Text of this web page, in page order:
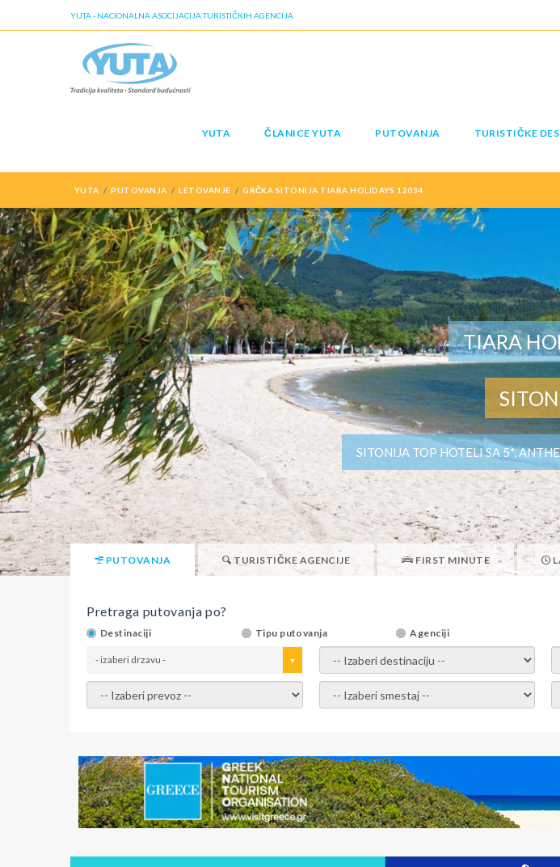
YUTA - NACIONALNA ASOCIJACIJA TURISTIČKIH AGENCIJA
YUTA ČLANICE YUTA PUTOVANJA TURISTIČKE
YUTA PUTOVANJA LETOVANJE GRČKA SITONIJA TIARA HOLIDAYS 12034
TIARA
SITONIJA TOP HOTELI SA 5*,
PUTOVANJA TURISTIČKE AGENCIJE FIRST MINUTE
Pretraga putovanja po?
Destinaciji Tipu putovanja Agenciji
- izaberi drzavu - - izaberi destinaciju -
- izaberi prevoz - - Izaberite smestaj -